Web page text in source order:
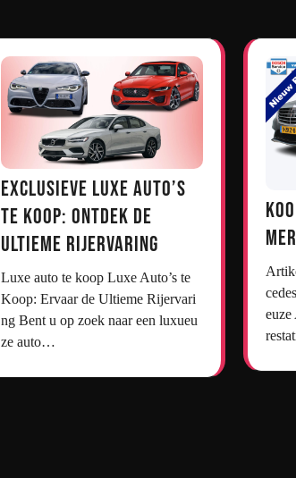
Exclusieve Luxe Auto’s
te Koop: Ontdek de
Ultieme Rijervaring
Luxe auto te koop Luxe Auto’s te
Koop: Ervaar de Ultieme Rijervari
ng Bent u op zoek naar een luxueu
ze auto…
Artikel: Mercedes Auto Kopen Mer
euze